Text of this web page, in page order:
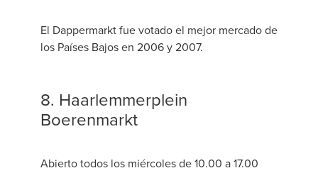
El Dappermarkt fue votado el mejor mercado de
los Países Bajos en 2006 y 2007.
8. Haarlemmerplein
Boerenmarkt
Abierto todos los miércoles de 10.00 a 17.00